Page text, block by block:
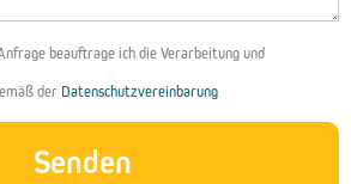
beauftrage ich die Verarbeitung und
der Datenschutzvereinbarung
Senden